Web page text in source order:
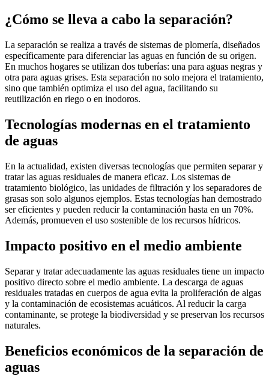
¿Cómo se lleva a cabo la separación?
La separación se realiza a través de sistemas de plomería, diseñados
específicamente para diferenciar las aguas en función de su origen.
En muchos hogares se utilizan dos tuberías: una para aguas negras y
otra para aguas grises. Esta separación no solo mejora el tratamiento,
sino que también optimiza el uso del agua, facilitando su
reutilización en riego o en inodoros.
Tecnologías modernas en el tratamiento
de aguas
En la actualidad, existen diversas tecnologías que permiten separar y
tratar las aguas residuales de manera eficaz. Los sistemas de
tratamiento biológico, las unidades de filtración y los separadores de
grasas son solo algunos ejemplos. Estas tecnologías han demostrado
ser eficientes y pueden reducir la contaminación hasta en un 70%.
Además, promueven el uso sostenible de los recursos hídricos.
Impacto positivo en el medio ambiente
Separar y tratar adecuadamente las aguas residuales tiene un impacto
positivo directo sobre el medio ambiente. La descarga de aguas
residuales tratadas en cuerpos de agua evita la proliferación de algas
y la contaminación de ecosistemas acuáticos. Al reducir la carga
contaminante, se protege la biodiversidad y se preservan los recursos
naturales.
Beneficios económicos de la separación de
aguas